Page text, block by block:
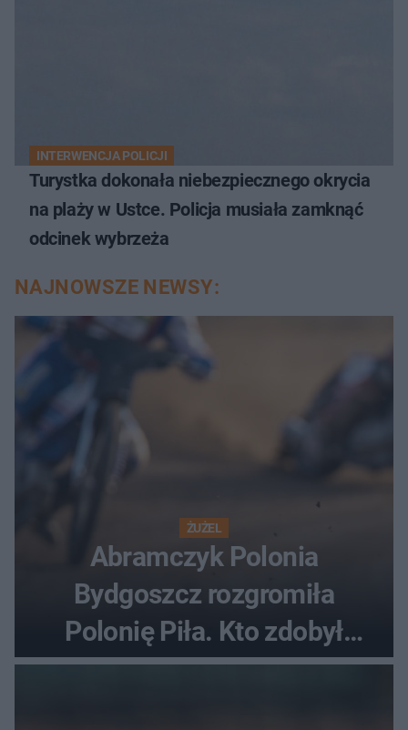
INTERWENCJA POLICJI
Turystka dokonała niebezpiecznego okrycia
na plaży w Ustce. Policja musiała zamknąć
odcinek wybrzeża
NAJNOWSZE NEWSY:
ŻUŻEL
Abramczyk Polonia
Bydgoszcz rozgromiła
Polonię Piła. Kto zdobył
najwięcej punktów?